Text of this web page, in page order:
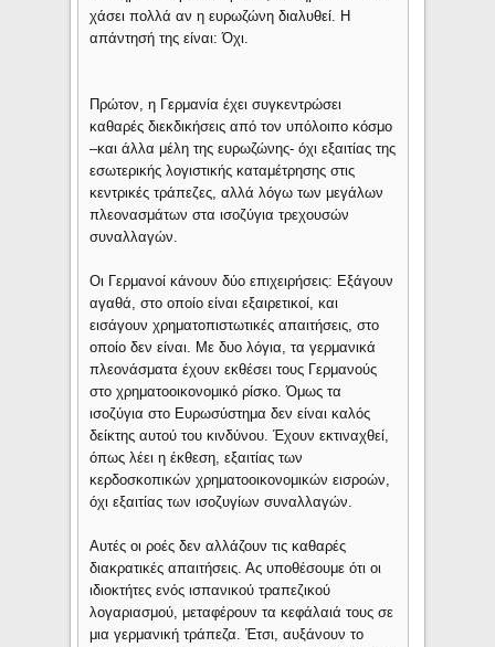
χάσει πολλά αν η ευρωζώνη διαλυθεί. Η
απάντησή της είναι: Όχι.
Πρώτον, η Γερμανία έχει συγκεντρώσει
καθαρές διεκδικήσεις από τον υπόλοιπο κόσμο
–και άλλα μέλη της ευρωζώνης- όχι εξαιτίας της
εσωτερικής λογιστικής καταμέτρησης στις
κεντρικές τράπεζες, αλλά λόγω των μεγάλων
πλεονασμάτων στα ισοζύγια τρεχουσών
συναλλαγών.
Οι Γερμανοί κάνουν δύο επιχειρήσεις: Εξάγουν
αγαθά, στο οποίο είναι εξαιρετικοί, και
εισάγουν χρηματοπιστωτικές απαιτήσεις, στο
οποίο δεν είναι. Με δυο λόγια, τα γερμανικά
πλεονάσματα έχουν εκθέσει τους Γερμανούς
στο χρηματοοικονομικό ρίσκο. Όμως τα
ισοζύγια στο Ευρωσύστημα δεν είναι καλός
δείκτης αυτού του κινδύνου. Έχουν εκτιναχθεί,
όπως λέει η έκθεση, εξαιτίας των
κερδοσκοπικών χρηματοοικονομικών εισροών,
όχι εξαιτίας των ισοζυγίων συναλλαγών.
Αυτές οι ροές δεν αλλάζουν τις καθαρές
διακρατικές απαιτήσεις. Ας υποθέσουμε ότι οι
ιδιοκτήτες ενός ισπανικού τραπεζικού
λογαριασμού, μεταφέρουν τα κεφάλαιά τους σε
μια γερμανική τράπεζα. Έτσι, αυξάνουν το